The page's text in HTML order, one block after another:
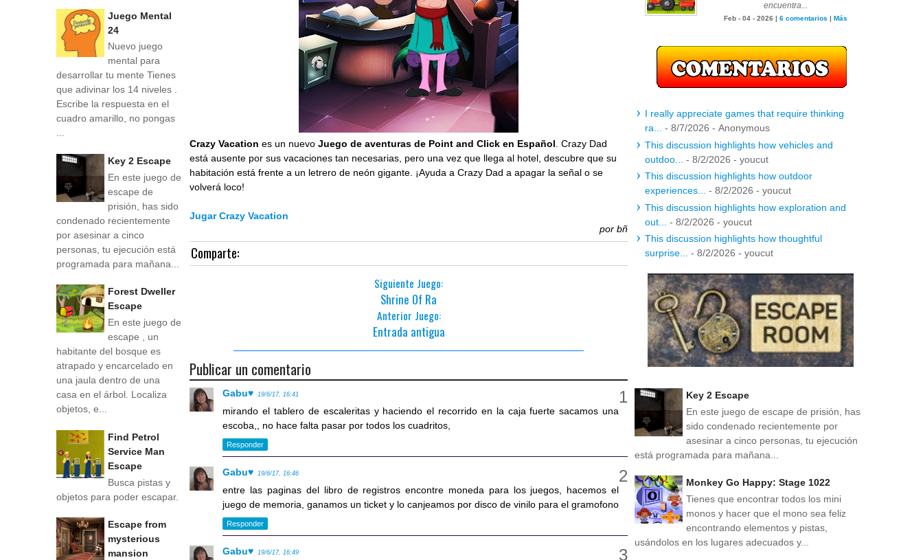
Crazy Vacation es un nuevoJuego de aventuras de Point and Click en Español . Crazy Dad
está ausente por sus vacaciones tan necesarias, pero una vez que llega al hotel, descubre que su
habitación está frente a un letrero de neón gigante. ¡Ayuda a Crazy Dad a apagar la señal o se
volverá loco!
Jugar Crazy Vacation
por bñ
Comparte:
Siguiente Juego:
Shrine Of Ra
Anterior Juego:
Entrada antigua
Publicar un comentario
Gabu♥ 19/6/17, 16:41
mirando el tablero de escaleritas y haciendo el recorrido en la caja fuerte sacamos una
escoba,, no hace falta pasar por todos los cuadritos,
Responder
Gabu♥ 19/6/17, 16:46
entre las paginas del libro de registros encontre moneda para los juegos, hacemos el
juego de memoria, ganamos un ticket y lo canjeamos por disco de vinilo para el gramofono
Responder
Gabu♥ 19/6/17, 16:49
Juego Mental
24
Nuevo juego
mental para
desarrollar tu mente Tienes
que adivinar los 14 niveles .
Escribe la respuesta en el
cuadro amarillo, no pongas
...
Key 2 Escape
En este juego de
escape de
prisión, has sido
condenado recientemente
por asesinar a cinco
personas, tu ejecución está
programada para mañana...
Forest Dweller
Escape
En este juego de
escape , un
habitante del bosque es
atrapado y encarcelado en
una jaula dentro de una
casa en el árbol. Localiza
objetos, e...
Find Petrol
Service Man
Escape
Busca pistas y
objetos para poder escapar.
Escape from
mysterious
mansion
encuentra...
Feb - 04 - 2026 | 6 comentarios | Más
I really appreciate games that require thinking
ra...
- 8/7/2026 - Anonymous
This discussion highlights how vehicles and
outdoo...
- 8/2/2026 - youcut
This discussion highlights how outdoor
experiences...
- 8/2/2026 - youcut
This discussion highlights how exploration and
out...
- 8/2/2026 - youcut
This discussion highlights how thoughtful
surprise...
- 8/2/2026 - youcut
Key 2 Escape
En este juego de escape de prisión, has
sido condenado recientemente por
asesinar a cinco personas, tu ejecución
está programada para mañana...
Monkey Go Happy: Stage 1022
Tienes que encontrar todos los mini
monos y hacer que el mono sea feliz
encontrando elementos y pistas,
usándolos en los lugares adecuados y...